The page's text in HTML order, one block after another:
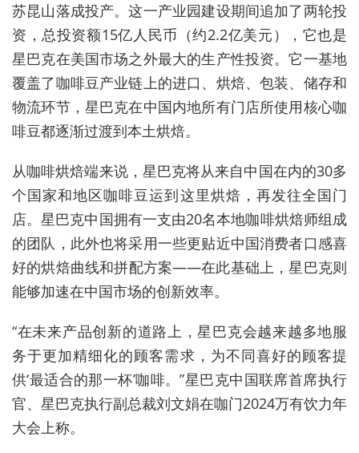
苏昆山落成投产。这一产业园建设期间追加了两轮投
资，总投资额15亿人民币（约2.2亿美元），它也是
星巴克在美国市场之外最大的生产性投资。它一基地
覆盖了咖啡豆产业链上的进口、烘焙、包装、储存和
物流环节，星巴克在中国内地所有门店所使用核心咖
啡豆都逐渐过渡到本土烘焙。
从咖啡烘焙端来说，星巴克将从来自中国在内的30多
个国家和地区咖啡豆运到这里烘焙，再发往全国门
店。星巴克中国拥有一支由20名本地咖啡烘焙师组成
的团队，此外也将采用一些更贴近中国消费者口感喜
好的烘焙曲线和拼配方案——在此基础上，星巴克则
能够加速在中国市场的创新效率。
“在未来产品创新的道路上，星巴克会越来越多地服
务于更加精细化的顾客需求，为不同喜好的顾客提
供‘最适合的那一杯’咖啡。”星巴克中国联席首席执行
官、星巴克执行副总裁刘文娟在咖门2024万有饮力年
大会上称。